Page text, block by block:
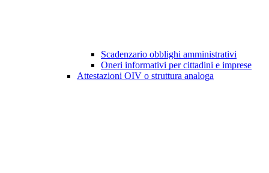
Scadenzario obblighi amministrativi
Oneri informativi per cittadini e imprese
Attestazioni OIV o struttura analoga